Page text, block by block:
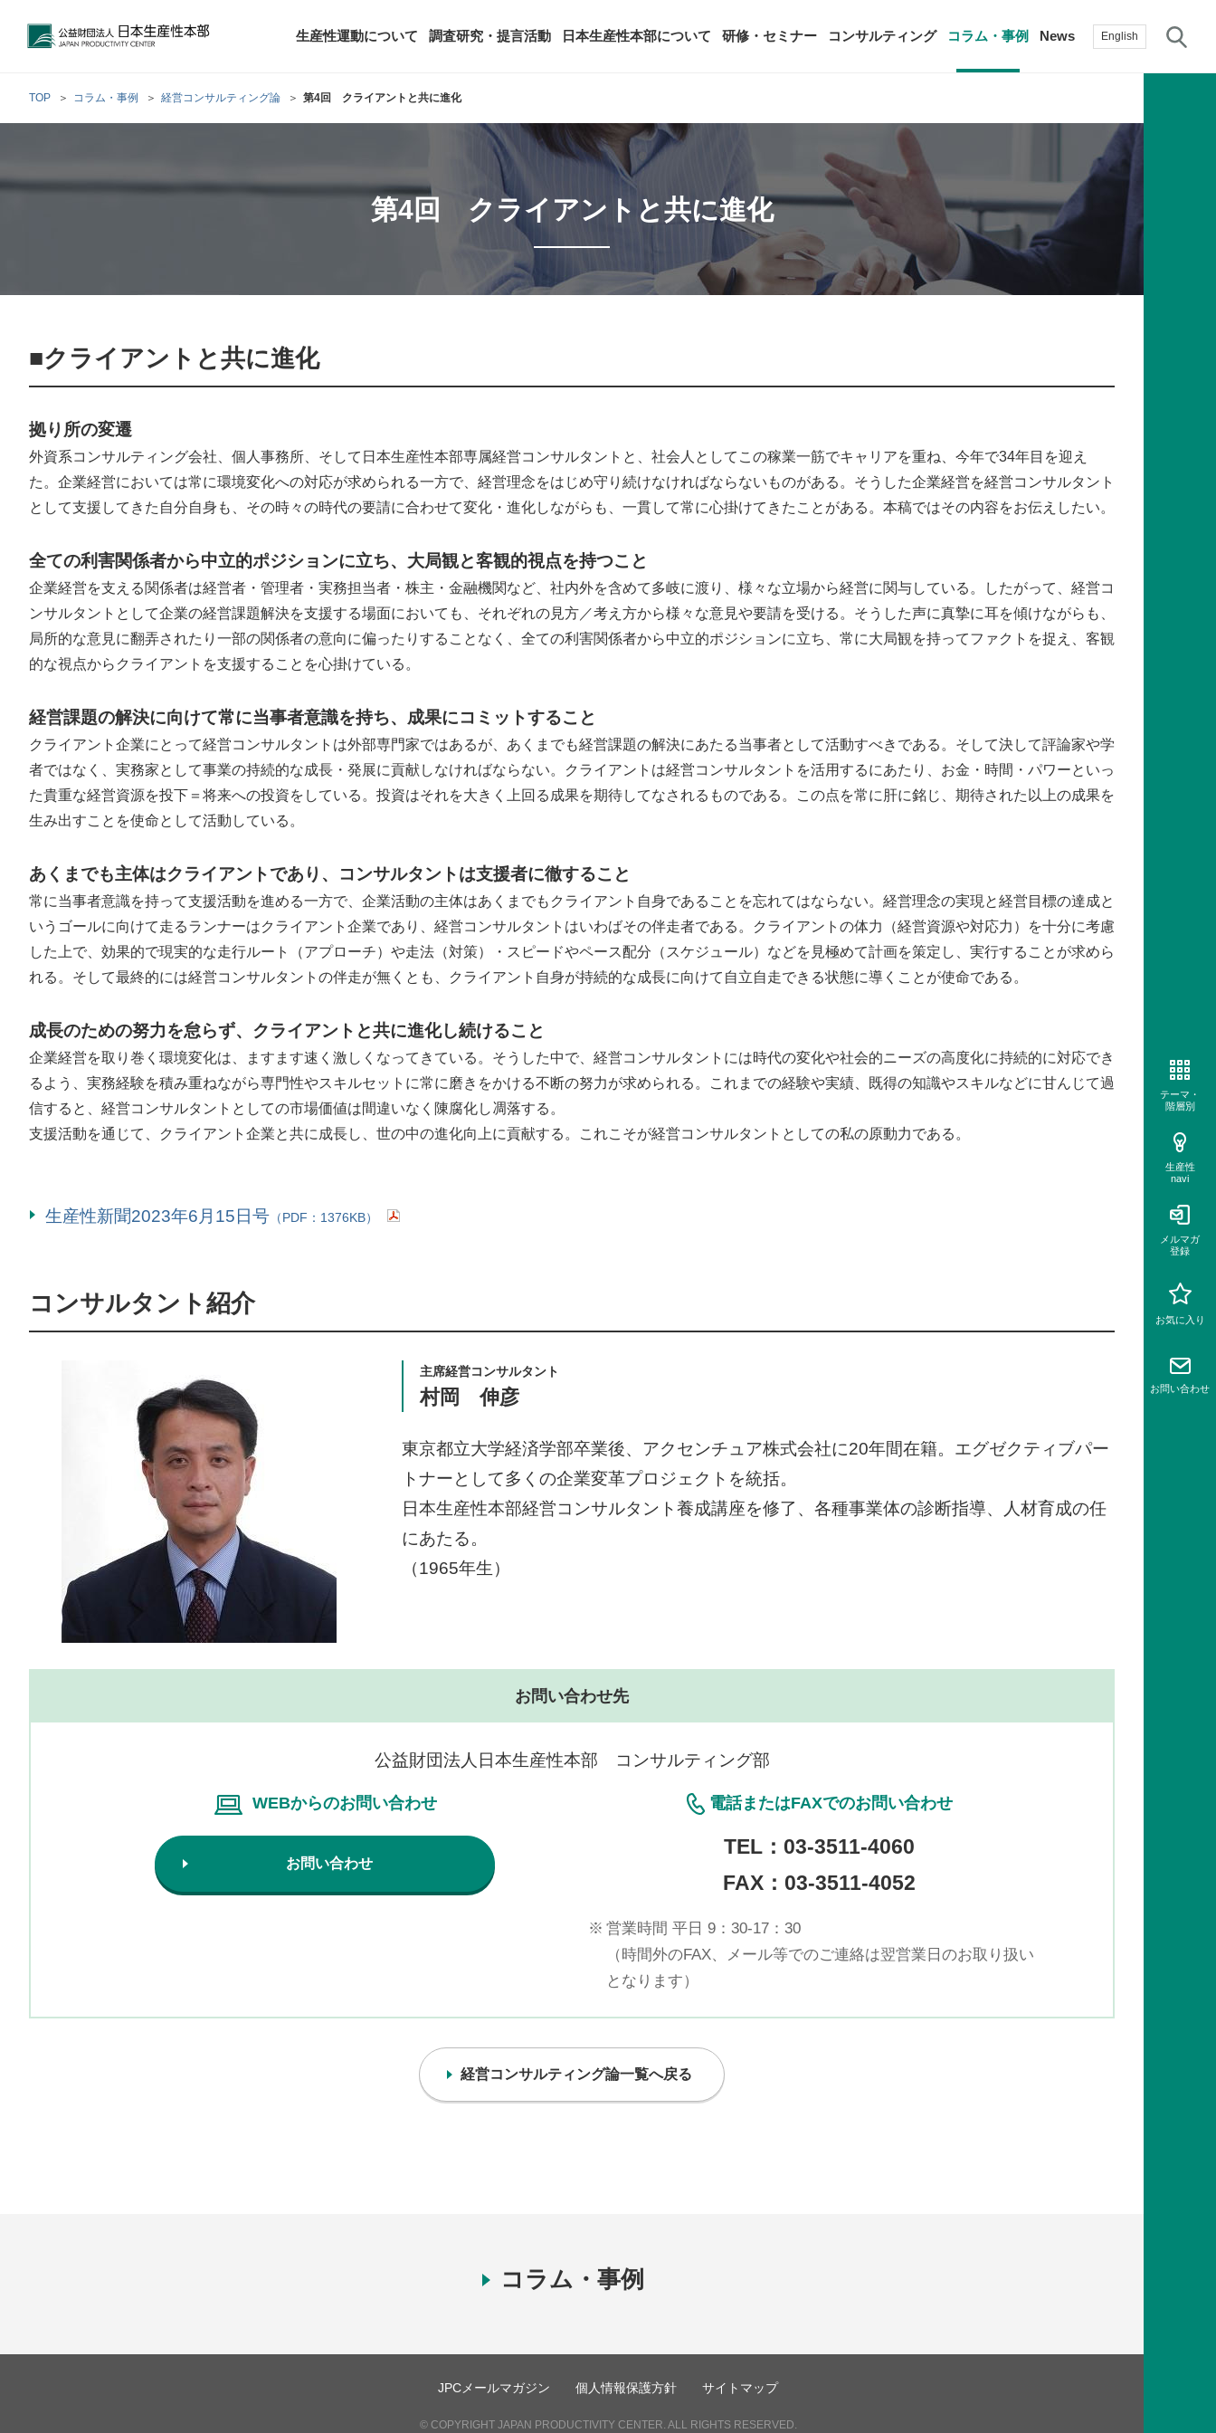
公益財団法人日本生産性本部 English
生産性運動について
調査研究・提言活動 日本生産性本部について 研修・セミナー コンサルティング コラム・事例 News
生産性とは
年頭会長所感
生産性シンポジウム
国際連携・国際交流活動
活動組織
過去の活動実績
生産性新聞
綱領・宣言集
生産性白書
最新の調査研究・提言活動
生産性に関する研究
働く人のメンタルヘルスに関する調査
顧客満足度調査（JCSI）
レジャー白書
雇用・賃金に関する調査研究・提言
自治体に関する調査研究・提言
その他の調査研究・提言
評議員・理事・監事一覧
定款および業務・財務に関する資料
SDGsへの取り組み
日本生産性本部とは
全国の生産性機関
賛助会員
採用情報
書籍
手帳
階層別研修
テーマ別研修
来月の研修・セミナー
アーカイブ研修・セミナー
オーダーメイド研修（企業内研修）
主な研修会場地図
経営コンサルタント養成事業
コンサルタント紹介
経営コンサルタント候補について
TOP コラム・事例 経営コンサルティング論 第4回 クライアントと共に進化
第4回 クライアントと共に進化
■クライアントと共に進化
拠り所の変遷
外資系コンサルティング会社、個人事務所、そして日本生産性本部専属経営コンサルタントと、社会人としてこの稼業一筋でキャリアを重ね、今年で34年目を迎え
た。企業経営においては常に環境変化への対応が求められる一方で、経営理念をはじめ守り続けなければならないものがある。そうした企業経営を経営コンサルタント
として支援してきた自分自身も、その時々の時代の要請に合わせて変化・進化しながらも、一貫して常に心掛けてきたことがある。本稿ではその内容をお伝えしたい。
全ての利害関係者から中立的ポジションに立ち、大局観と客観的視点を持つこと
企業経営を支える関係者は経営者・管理者・実務担当者・株主・金融機関など、社内外を含めて多岐に渡り、様々な立場から経営に関与している。したがって、経営コ
ンサルタントとして企業の経営課題解決を支援する場面においても、それぞれの見方／考え方から様々な意見や要請を受ける。そうした声に真摯に耳を傾けながらも、
局所的な意見に翻弄されたり一部の関係者の意向に偏ったりすることなく、全ての利害関係者から中立的ポジションに立ち、常に大局観を持ってファクトを捉え、客観
的な視点からクライアントを支援することを心掛けている。
経営課題の解決に向けて常に当事者意識を持ち、成果にコミットすること
クライアント企業にとって経営コンサルタントは外部専門家ではあるが、あくまでも経営課題の解決にあたる当事者として活動すべきである。そして決して評論家や学
者ではなく、実務家として事業の持続的な成長・発展に貢献しなければならない。クライアントは経営コンサルタントを活用するにあたり、お金・時間・パワーといっ
た貴重な経営資源を投下＝将来への投資をしている。投資はそれを大きく上回る成果を期待してなされるものである。この点を常に肝に銘じ、期待された以上の成果を
生み出すことを使命として活動している。
あくまでも主体はクライアントであり、コンサルタントは支援者に徹すること
常に当事者意識を持って支援活動を進める一方で、企業活動の主体はあくまでもクライアント自身であることを忘れてはならない。経営理念の実現と経営目標の達成と
いうゴールに向けて走るランナーはクライアント企業であり、経営コンサルタントはいわばその伴走者である。クライアントの体力（経営資源や対応力）を十分に考慮
した上で、効果的で現実的な走行ルート（アプローチ）や走法（対策）・スピードやペース配分（スケジュール）などを見極めて計画を策定し、実行することが求めら
れる。そして最終的には経営コンサルタントの伴走が無くとも、クライアント自身が持続的な成長に向けて自立自走できる状態に導くことが使命である。
成長のための努力を怠らず、クライアントと共に進化し続けること
企業経営を取り巻く環境変化は、ますます速く激しくなってきている。そうした中で、経営コンサルタントには時代の変化や社会的ニーズの高度化に持続的に対応でき
るよう、実務経験を積み重ねながら専門性やスキルセットに常に磨きをかける不断の努力が求められる。これまでの経験や実績、既得の知識やスキルなどに甘んじて過
信すると、経営コンサルタントとしての市場価値は間違いなく陳腐化し凋落する。
支援活動を通じて、クライアント企業と共に成長し、世の中の進化向上に貢献する。これこそが経営コンサルタントとしての私の原動力である。
生産性新聞2023年6月15日号 （PDF：1376KB）
コンサルタント紹介
主席経営コンサルタント
村岡 伸彦
東京都立大学経済学部卒業後、アクセンチュア株式会社に20年間在籍。エグゼクティブパー
トナーとして多くの企業変革プロジェクトを統括。
日本生産性本部経営コンサルタント養成講座を修了、各種事業体の診断指導、人材育成の任
にあたる。
（1965年生）
お問い合わせ先
公益財団法人日本生産性本部 コンサルティング部
WEBからのお問い合わせ
お問い合わせ
電話またはFAXでのお問い合わせ
TEL： 03-3511-4060
FAX：03-3511-4052
※ 営業時間 平日 9：30-17：30
（時間外のFAX、メール等でのご連絡は翌営業日のお取り扱い
となります）
経営コンサルティング論一覧へ戻る
コラム・事例
JPCメールマガジン 個人情報保護方針 サイトマップ
© COPYRIGHT JAPAN PRODUCTIVITY CENTER. ALL RIGHTS RESERVED.
テーマ・
階層別
生産性
navi
メルマガ
登録
お気に入り
お問い合わせ